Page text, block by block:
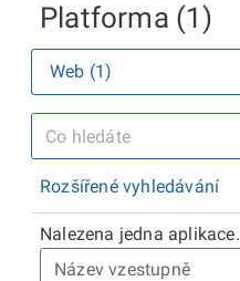
Platforma (1)
Web (1)
Rozšířené vyhledávání
Nalezena jedna aplikace.